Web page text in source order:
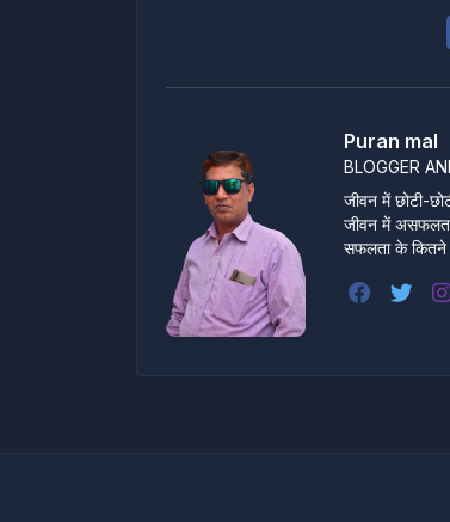
Puran mal
BLOGGER
जीवन में छोटी-
जीवन में असफलता
सफलता के कितने